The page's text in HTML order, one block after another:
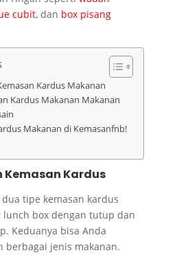
cubit, dan box pisang
Kardus Makanan
Kardus Makanan Makanan
Makanan di Kemasanfnb!
Kemasan Kardus
tipe kemasan kardus
lunch box dengan tutup dan
Keduanya bisa Anda
berbagai jenis makanan.